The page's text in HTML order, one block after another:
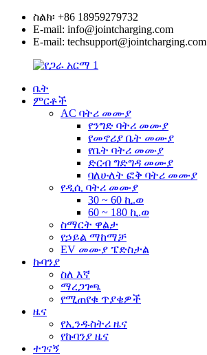
ስልክ፡ +86 18959279732
E-mail: info@jointcharging.com
E-mail: techsupport@jointcharging.com
ቤት
ምርቶች
AC ባትሪ መሙያ
የንግድ ባትሪ መሙያ
የመኖሪያ ቤት መሙያ
የቤት ባትሪ መሙያ
ድርብ ግድግዳ መሙያ
ባለሁለት ፎቅ ባትሪ መሙያ
የዲሲ ባትሪ መሙያ
30 ~ 60 ኪ.ወ
60 ~ 180 ኪ.ወ
ስማርት ዋልታ
የኃይል ማከማቻ
EV መሙያ ፔድስታል
ኩባንያ
ስለ እኛ
ማረጋገጫ
የሚጠየቁ ጥያቄዎች
ዜና
የኢንዱስትሪ ዜና
የኩባንያ ዜና
ተገናኝ